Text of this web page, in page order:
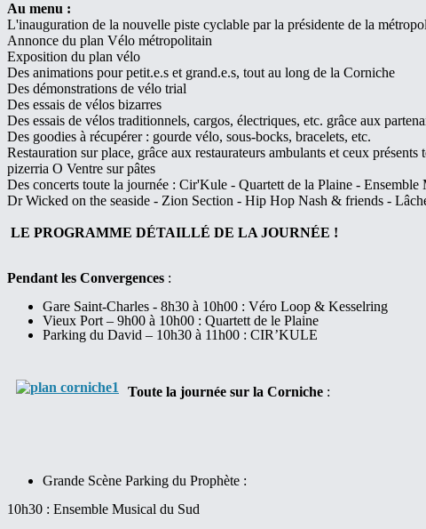
Au menu :
L'inauguration de la nouvelle piste cyclable par la présidente de la
Annonce du plan Vélo métropolitain
Exposition du plan vélo
Des animations pour petit.e.s et grand.e.s, tout au long de la Corniche
Des démonstrations de vélo trial
Des essais de vélos bizarres
Des essais de vélos traditionnels, cargos, électriques, etc. grâce aux
Des goodies à récupérer : gourde vélo, sous-bocks, bracelets, etc.
Restauration sur place, grâce aux restaurateurs ambulants et ceux
pizerria O Ventre sur pâtes
Des concerts toute la journée : Cir'Kule - Quartett de la Plaine -
Dr Wicked on the seaside - Zion Section - Hip Hop Nash & friends -
LE PROGRAMME DÉTAILLÉ DE LA JOURNÉE !
Pendant les Convergences :
Gare Saint-Charles - 8h30 à 10h00 : Véro Loop & Kesselring
Vieux Port – 9h00 à 10h00 : Quartett de le Plaine
Parking du David – 10h30 à 11h00 : CIR’KULE
Toute la journée sur la Corniche :
Grande Scène Parking du Prophète :
10h30 : Ensemble Musical du Sud